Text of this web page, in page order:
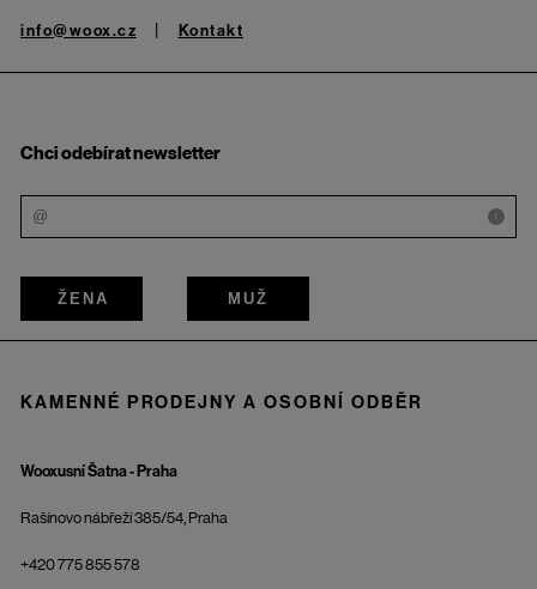
info@woox.cz Kontakt
Chci odebírat newsletter
i
ŽENA MUŽ
KAMENNÉ PRODEJNY A OSOBNÍ ODBĚR
Wooxusní Šatna - Praha
Rašínovo nábřeží 385/54, Praha
+420 775 855 578